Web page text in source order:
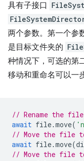
具有子接口
两个参数。第一个参
是目标文件夹的
种情况下，可选的第
移动和重命名可以一
// Rename the
await file.move(
// Move the file
await file.move(
// Move the file